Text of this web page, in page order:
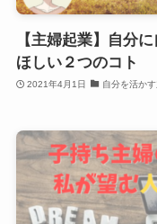
【主婦起業】自分
ほしい２つのコト
2021年4月1日 自分を活か